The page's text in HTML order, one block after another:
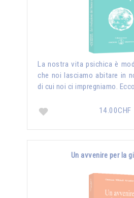
La nostra vita psichica è
che noi lasciamo abitare in
di cui noi ci impregniamo.
14.00CHF
Un avvenire per la